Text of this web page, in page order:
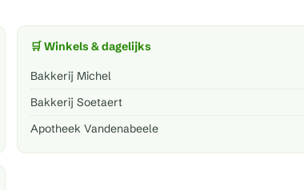
🛒 Winkels & dagelijks
Bakkerij Michel
Bakkerij Soetaert
Apotheek Vandenabeele